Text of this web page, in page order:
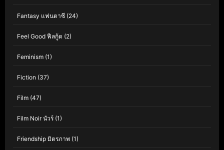
Fantasy แฟนตาซี (24)
Feel Good ฟีลกู้ด (2)
Feminism (1)
Fiction (37)
Film (47)
Film Noir นัวร์ (1)
Friendship มิตรภาพ (1)